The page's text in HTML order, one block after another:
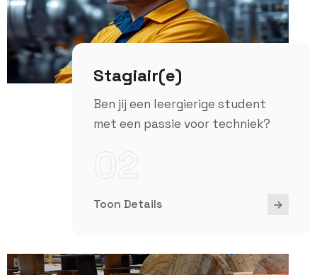
Stagiair(e)
Ben jij een leergierige student
met een passie voor techniek?
Toon Details